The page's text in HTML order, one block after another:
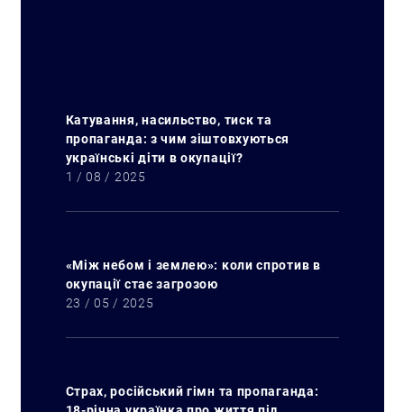
Катування, насильство, тиск та
пропаганда: з чим зіштовхуються
українські діти в окупації?
1 / 08 / 2025
«Між небом і землею»: коли спротив в
окупації стає загрозою
23 / 05 / 2025
Страх, російський гімн та пропаганда: